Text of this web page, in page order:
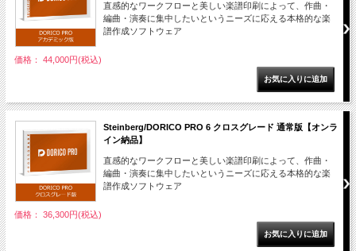
直感的なワークフローと美しい楽譜印刷によって、作曲・
編曲・演奏に集中したいというニーズに応える本格的な楽
譜作成ソフトウェア
価格： 44,000円(税込)
Steinberg/DORICO PRO 6 クロスグレード 通常版【オンラ
イン納品】
直感的なワークフローと美しい楽譜印刷によって、作曲・
編曲・演奏に集中したいというニーズに応える本格的な楽
譜作成ソフトウェア
価格： 36,300円(税込)